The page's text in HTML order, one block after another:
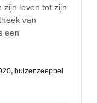
zijn leven tot zijn
van
een
, huizenzeepbel